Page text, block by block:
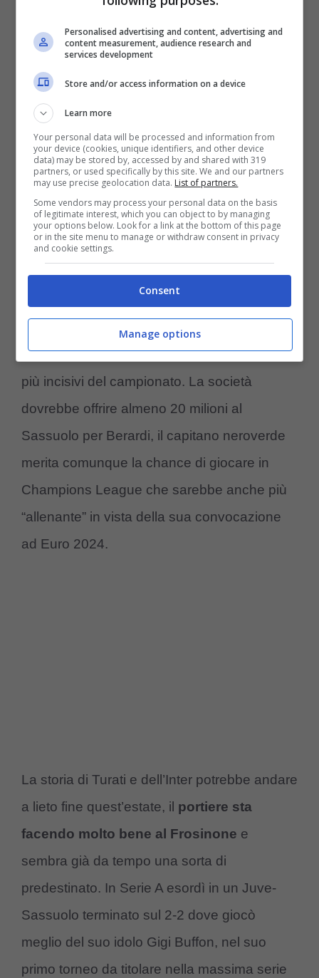
Stefano Turati convince come vice Sommer (ansa foto) –
controcalcio.com
Il capitano neroverde andrebbe subito a
Milano, il portiere ora in prestito al Frosinone
sarebbe invece pronto per la prossima
offensivo in questa stagione sta
confermando di essere uno degli attaccanti
più incisivi del campionato. La società
dovrebbe offrire almeno 20 milioni al
Sassuolo per Berardi, il capitano neroverde
merita comunque la chance di giocare in
Champions League che sarebbe anche più
“allenante” in vista della sua convocazione
ad Euro 2024.
La storia di Turati e dell’Inter potrebbe andare
a lieto fine quest’estate, il portiere sta
facendo molto bene al Frosinone e
sembra già da tempo una sorta di
predestinato. In Serie A esordì in un Juve-
Sassuolo terminato sul 2-2 dove giocò
meglio del suo idolo Gigi Buffon, nel suo
primo torneo da titolare nella massima serie
Personalised advertising and content, advertising and
content measurement, audience research and
services development
Store and/or access information on a device
Learn more
Your personal data will be processed and information from
your device (cookies, unique identifiers, and other device
data) may be stored by, accessed by and shared with 319
partners, or used specifically by this site. We and our partners
may use precise geolocation data. List of partners.
Some vendors may process your personal data on the basis
of legitimate interest, which you can object to by managing
your options below. Look for a link at the bottom of this page
or in the site menu to manage or withdraw consent in privacy
and cookie settings.
Consent
Manage options